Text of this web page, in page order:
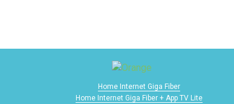
Home Internet Giga Fiber
Home Internet Giga Fiber + App TV Lite